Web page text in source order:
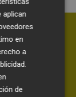
aplican
en
a
.
de